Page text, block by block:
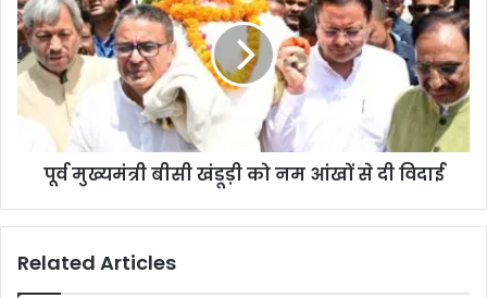
पूर्व मुख्यमंत्री बीसी खंडूड़ी को नम आंखों से दी विदाई
Related Articles